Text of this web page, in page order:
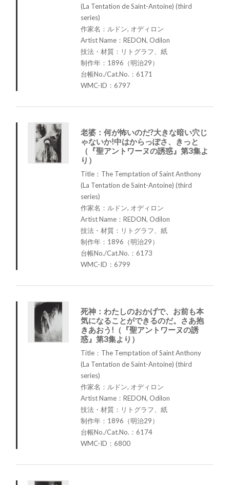
(La Tentation de Saint-Antoine) (third
series)
作家名：ルドン, オディロン
Artist Name：REDON, Odilon
技法・材質：リトグラフ、紙
制作年：1896（明治29）
台帳No./Cat.No.：6171
WMC-ID：6797
老婆：何が怖いのだ?大きな暗い穴じ
ゃないか!中はからっぽさ、きっと
（『聖アントワーヌの誘惑』第3集よ
り）
Title：The Temptation of Saint Anthony
(La Tentation de Saint-Antoine) (third
series)
作家名：ルドン, オディロン
Artist Name：REDON, Odilon
技法・材質：リトグラフ、紙
制作年：1896（明治29）
台帳No./Cat.No.：6173
WMC-ID：6799
死神：わたしのおかげで、お前も本
気になることができるのだ。さあ抱
きあおう!（『聖アントワーヌの誘
惑』第3集より）
Title：The Temptation of Saint Anthony
(La Tentation de Saint-Antoine) (third
series)
作家名：ルドン, オディロン
Artist Name：REDON, Odilon
技法・材質：リトグラフ、紙
制作年：1896（明治29）
台帳No./Cat.No.：6174
WMC-ID：6800